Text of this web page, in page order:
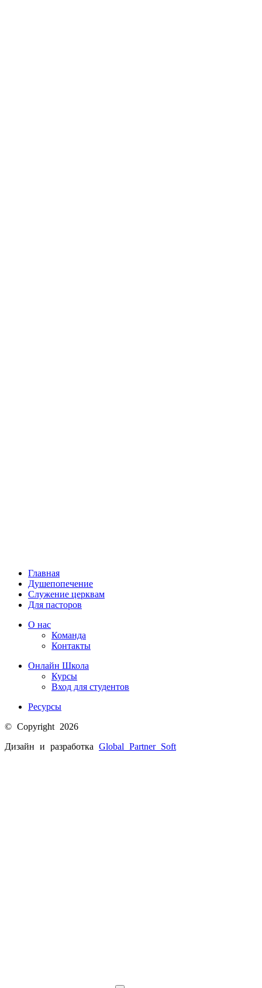
Главная
Душепопечение
Служение церквам
Для пасторов
О нас
Команда
Контакты
Онлайн Школа
Курсы
Вход для студентов
Ресурсы
© Copyright 2026
Дизайн и разработка Global Partner Soft